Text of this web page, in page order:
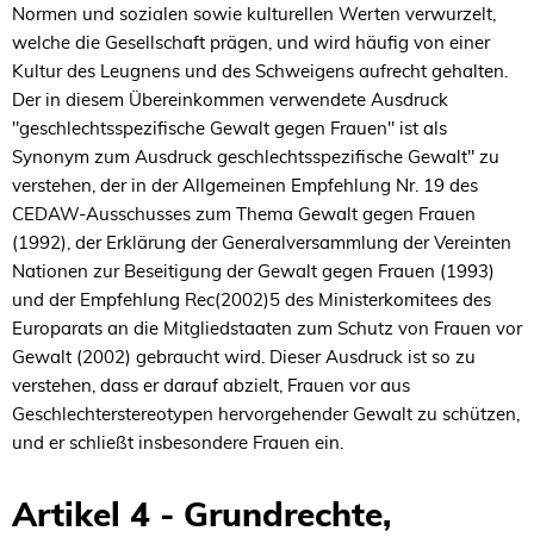
Normen und sozialen sowie kulturellen Werten verwurzelt,
welche die Gesellschaft prägen, und wird häufig von einer
Kultur des Leugnens und des Schweigens aufrecht gehalten.
Der in diesem Übereinkommen verwendete Ausdruck
"geschlechtsspezifische Gewalt gegen Frauen" ist als
Synonym zum Ausdruck geschlechtsspezifische Gewalt" zu
verstehen, der in der Allgemeinen Empfehlung Nr. 19 des
CEDAW-Ausschusses zum Thema Gewalt gegen Frauen
(1992), der Erklärung der Generalversammlung der Vereinten
Nationen zur Beseitigung der Gewalt gegen Frauen (1993)
und der Empfehlung Rec(2002)5 des Ministerkomitees des
Europarats an die Mitgliedstaaten zum Schutz von Frauen vor
Gewalt (2002) gebraucht wird. Dieser Ausdruck ist so zu
verstehen, dass er darauf abzielt, Frauen vor aus
Geschlechterstereotypen hervorgehender Gewalt zu schützen,
und er schließt insbesondere Frauen ein.
Artikel 4 - Grundrechte,